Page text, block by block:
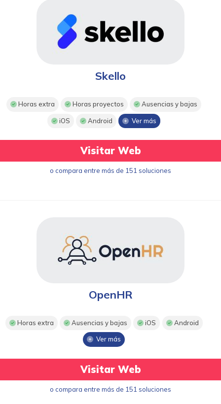
Skello
Horas extra Horas proyectos Ausencias y bajas
iOS Android Ver más
Visitar Web
o compara entre más de 151 soluciones
OpenHR
Horas extra Ausencias y bajas iOS Android
Ver más
Visitar Web
o compara entre más de 151 soluciones